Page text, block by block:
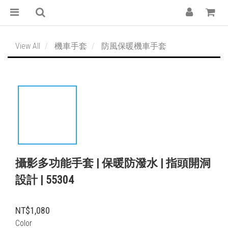
View All 機車手套 防風保暖機車手套
攝影多功能手套 | 保暖防潑水 | 指頭開洞
設計 | 55304
NT$1,080
Color